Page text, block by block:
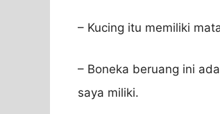
– Kucing itu memiliki
– Boneka beruang ini
saya miliki.